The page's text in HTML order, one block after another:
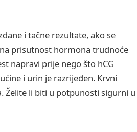
i tačne rezultate, ako se
prisutnost hormona trudnoće
napravi prije nego što hCG
i urin je razrijeđen. Krvni
Želite li biti u potpunosti sigurni u